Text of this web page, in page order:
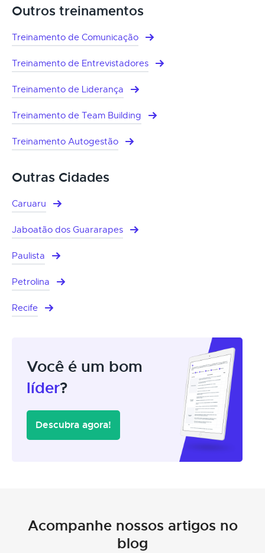
Outros treinamentos
Treinamento de Comunicação
Treinamento de Entrevistadores
Treinamento de Liderança
Treinamento de Team Building
Treinamento Autogestão
Outras Cidades
Caruaru
Jaboatão dos Guararapes
Paulista
Petrolina
Recife
Você é um bom
líder?
Descubra agora!
Acompanhe nossos artigos no
blog